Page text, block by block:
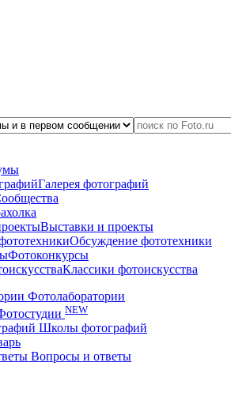
Галерея фотографий
Выставки и проекты
Обсуждение фототехники
Фотоконкурсы
Классики фотоискусства
Фотолаборатории
NEW
Школы фотографий
Вопросы и ответы